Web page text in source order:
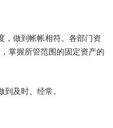
，做到帐帐相符。各部门资
掌握所管范围的固定资产的
及时、经常。